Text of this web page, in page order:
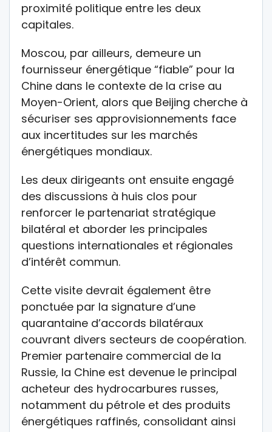
proximité politique entre les deux
capitales.
Moscou, par ailleurs, demeure un
fournisseur énergétique “fiable” pour la
Chine dans le contexte de la crise au
Moyen-Orient, alors que Beijing cherche à
sécuriser ses approvisionnements face
aux incertitudes sur les marchés
énergétiques mondiaux.
Les deux dirigeants ont ensuite engagé
des discussions à huis clos pour
renforcer le partenariat stratégique
bilatéral et aborder les principales
questions internationales et régionales
d’intérêt commun.
Cette visite devrait également être
ponctuée par la signature d’une
quarantaine d’accords bilatéraux
couvrant divers secteurs de coopération.
Premier partenaire commercial de la
Russie, la Chine est devenue le principal
acheteur des hydrocarbures russes,
notamment du pétrole et des produits
énergétiques raffinés, consolidant ainsi